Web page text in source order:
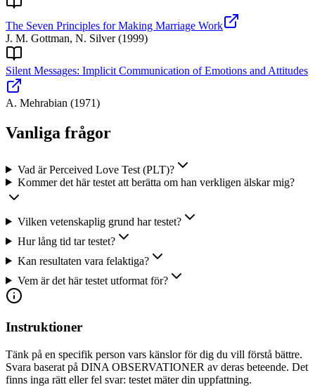
The Seven Principles for Making Marriage Work
J. M. Gottman, N. Silver(1999)
Silent Messages: Implicit Communication of Emotions and Attitudes
A. Mehrabian (1971)
Vanliga frågor
Vad är Perceived Love Test (PLT)?
Kommer det här testet att berätta om han verkligen älskar mig?
Vilken vetenskaplig grund har testet?
Hur lång tid tar testet?
Kan resultaten vara felaktiga?
Vem är det här testet utformat för?
Instruktioner
Tänk på en specifik person vars känslor för dig du vill förstå bättre.
Svara baserat på DINA OBSERVATIONER av deras beteende. Det
finns inga rätt eller fel svar: testet mäter din uppfattning.